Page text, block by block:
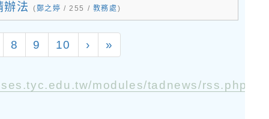
辦法 (鄭之婷 / 255 / 教務處)
8 9 10 › »
modules/tadnews/rss.php